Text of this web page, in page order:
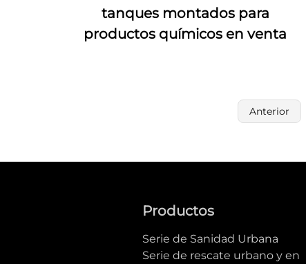
tanques montados para
productos químicos en venta
Anterior
Productos
Serie de Sanidad Urbana
Serie de rescate urbano y en